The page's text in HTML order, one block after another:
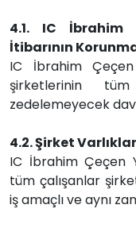
4.1. IC İbrahim
İtibarının
IC İbrahim
şirketlerinin
zedelemeyecek
4.2. Şirket
IC İbrahim Çeçen
tüm çalışanlar
iş amaçlı ve aynı